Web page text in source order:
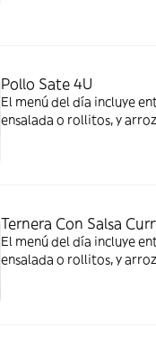
Pollo Sate 4U
El menú del día incluye
ensalada o rollitos, y
Ternera Con Salsa
El menú del día incluye
ensalada o rollitos, y